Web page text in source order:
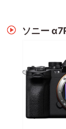
ソニー